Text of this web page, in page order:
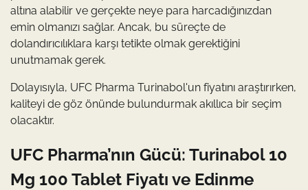
altına alabilir ve gerçekte neye para harcadığınızdan
emin olmanızı sağlar. Ancak, bu süreçte de
dolandırıcılıklara karşı tetikte olmak gerektiğini
unutmamak gerek.
Dolayısıyla, UFC Pharma Turinabol'un fiyatını araştırırken,
kaliteyi de göz önünde bulundurmak akıllıca bir seçim
olacaktır.
UFC Pharma’nın Gücü: Turinabol 10
Mg 100 Tablet Fiyatı ve Edinme